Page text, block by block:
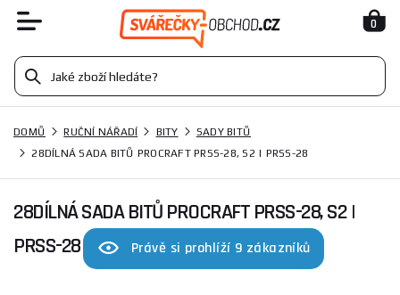
0
DOMŮ RUČNÍ NÁŘADÍ BITY
SADY BITŮ
28DÍLNÁ SADA BITŮ PROCRAFT PRSS-28, S2 | PRSS-28
28DÍLNÁ SADA BITŮ PROCRAFT PRSS-28, S2 |
PRSS-28
Právě si prohlíží 9 zákazníků